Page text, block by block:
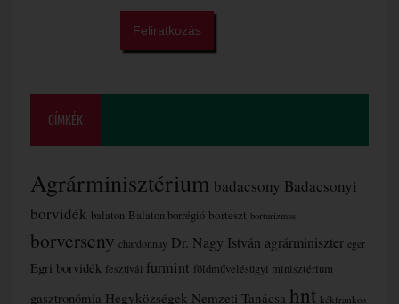
CÍMKÉK
Agrárminisztérium badacsony Badacsonyi
borvidék balaton Balaton borrégió borteszt borturizmus
borverseny chardonnay Dr. Nagy István agrárminiszter eger
Egri borvidék fesztivál furmint földművelésügyi minisztérium
gasztronómia Hegyközségek Nemzeti Tanácsa hnt kékfrankos